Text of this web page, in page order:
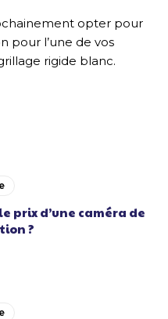
opter pour
pour l’une de vos
rigide blanc.
prix d’une caméra de
?